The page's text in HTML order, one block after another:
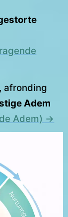
Adem
Adem) →